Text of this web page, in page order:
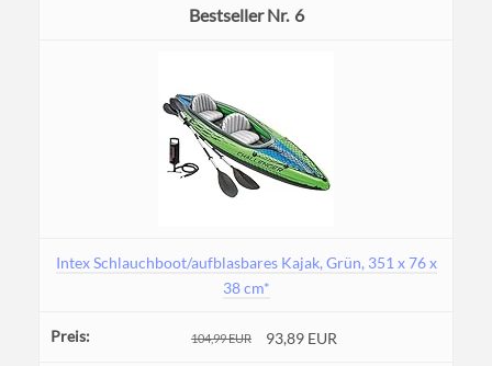
6
Intex Schlauchboot/aufblasbares Kajak, Grün, 351 x 76 x
38 cm*
104,99 EUR 93,89 EUR